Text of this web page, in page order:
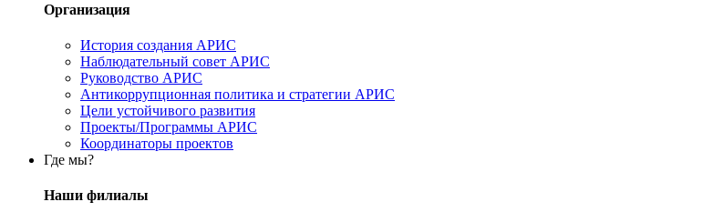
Организация
История создания АРИС
Наблюдательный совет АРИС
Руководство АРИС
Антикоррупционная политика и стратегии АРИС
Цели устойчивого развития
Проекты/Программы АРИС
Координаторы проектов
Где мы?
Наши филиалы